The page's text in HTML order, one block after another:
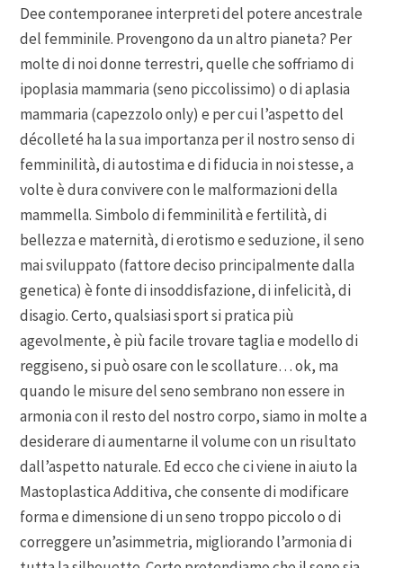
Dee contemporanee interpreti del potere ancestrale
del femminile. Provengono da un altro pianeta? Per
molte di noi donne terrestri, quelle che soffriamo di
ipoplasia mammaria (seno piccolissimo) o di aplasia
mammaria (capezzolo only) e per cui l’aspetto del
décolleté ha la sua importanza per il nostro senso di
femminilità, di autostima e di fiducia in noi stesse, a
volte è dura convivere con le malformazioni della
mammella. Simbolo di femminilità e fertilità, di
bellezza e maternità, di erotismo e seduzione, il seno
mai sviluppato (fattore deciso principalmente dalla
genetica) è fonte di insoddisfazione, di infelicità, di
disagio. Certo, qualsiasi sport si pratica più
agevolmente, è più facile trovare taglia e modello di
reggiseno, si può osare con le scollature… ok, ma
quando le misure del seno sembrano non essere in
armonia con il resto del nostro corpo, siamo in molte a
desiderare di aumentarne il volume con un risultato
dall’aspetto naturale. Ed ecco che ci viene in aiuto la
Mastoplastica Additiva, che consente di modificare
forma e dimensione di un seno troppo piccolo o di
correggere un’asimmetria, migliorando l’armonia di